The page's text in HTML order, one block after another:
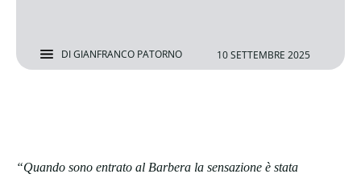
DIGIANFRANCO PATORNO 10 SETTEMBRE 2025
“Quando sono entrato al Barbera la sensazione è stata